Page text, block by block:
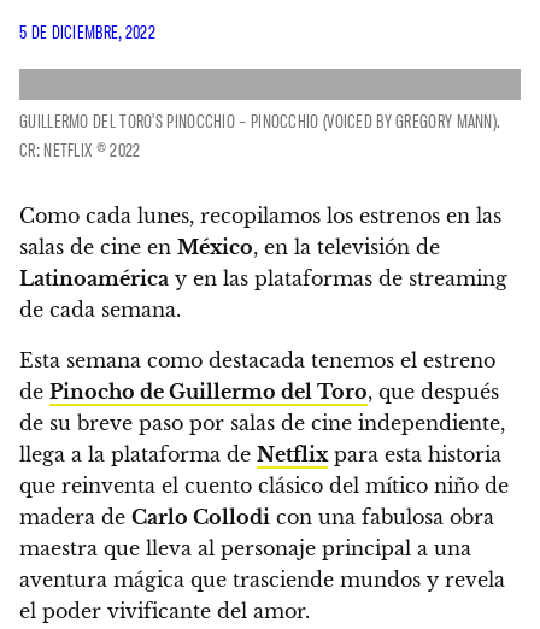
5 DE DICIEMBRE, 2022
GUILLERMO DEL TORO'S PINOCCHIO – PINOCCHIO (VOICED BY GREGORY MANN).
CR: NETFLIX © 2022
Como cada lunes, recopilamos los estrenos en las
salas de cine en México, en la televisión de
Latinoamérica y en las plataformas de streaming
de cada semana.
Esta semana como destacada tenemos el estreno
de Pinocho de Guillermo del Toro, que después
de su breve paso por salas de cine independiente,
llega a la plataforma de Netflix para esta historia
que reinventa el cuento clásico del mítico niño de
madera de Carlo Collodi con una fabulosa obra
maestra que lleva al personaje principal a una
aventura mágica que trasciende mundos y revela
el poder vivificante del amor.